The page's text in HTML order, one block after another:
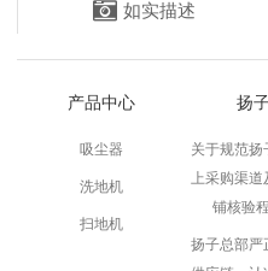
如实描述
产品中心
吸尘器
洗地机
扫地机
扬
关于规范扬
上采购渠道
铺核验
扬子总部严